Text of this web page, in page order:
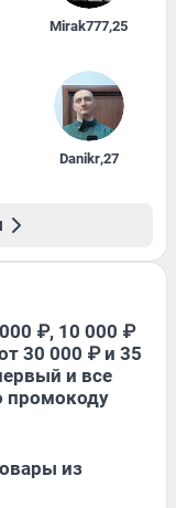
Mirak777,25
Danikr,27
₽, 10 000 ₽
30 000 ₽ и 35
и все
промокоду
из